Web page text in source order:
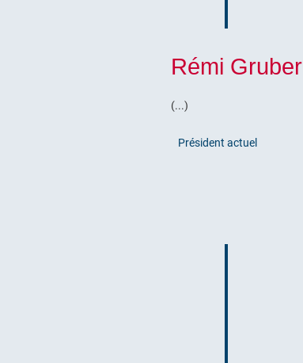
Rémi Gruber
(...)
Président actuel